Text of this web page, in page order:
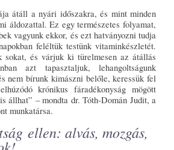
átáll a nyári időszakra, és mint minden
áldozattal. Ez egy természetes folyamat,
vagyunk ekkor, és ezt hatványozni tudja
feléltük testünk vitaminkészletét.
sokat, és várjuk ki türelmesen az átállás
azt tapasztaljuk, lehangoltságunk
nem bírunk kimászni belőle, keressük fel
krónikus fáradékonyság mögött
állhat” – mondta dr. Tóth-Domán Judit, a
munkatársa.
ellen: alvás, mozgás,